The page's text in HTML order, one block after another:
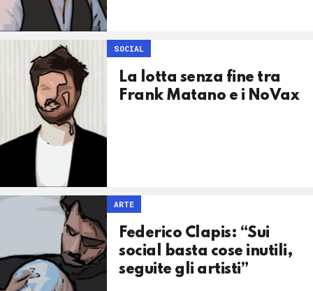
SOCIAL
La lotta senza fine tra
Frank Matano e i NoVax
ARTE
Federico Clapis: “Sui
social basta cose inutili,
seguite gli artisti”